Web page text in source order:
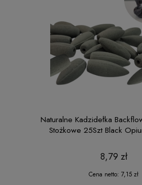
Naturalne Kadzidełka
Stożkowe 25Szt Black
8,79 zł
Cena netto: 7,15 zł